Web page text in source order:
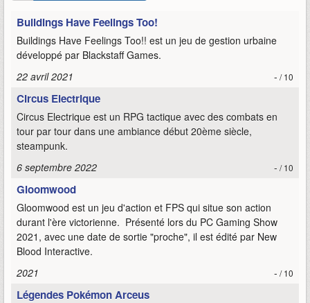
Buildings Have Feelings Too!
Buildings Have Feelings Too!! est un jeu de gestion urbaine
développé par Blackstaff Games.
22 avril 2021
- / 10
Circus Electrique
Circus Electrique est un RPG tactique avec des combats en
tour par tour dans une ambiance début 20ème siècle,
steampunk.
6 septembre 2022
- / 10
Gloomwood
Gloomwood est un jeu d'action et FPS qui situe son action
durant l'ère victorienne. Présenté lors du PC Gaming Show
2021, avec une date de sortie "proche", il est édité par New
Blood Interactive.
2021
- / 10
Légendes Pokémon Arceus